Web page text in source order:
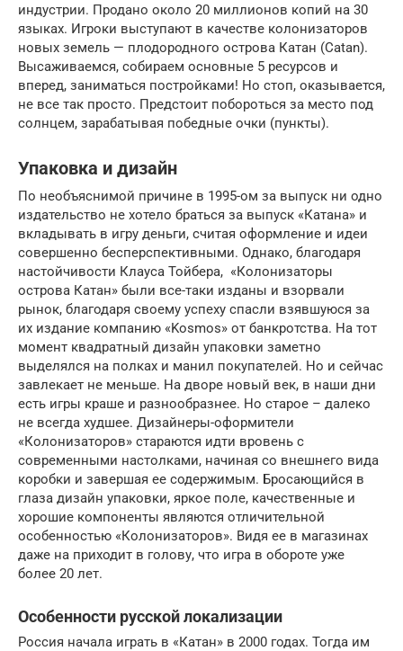
индустрии. Продано около 20 миллионов копий на 30
языках. Игроки выступают в качестве колонизаторов
новых земель — плодородного острова Катан (Catan).
Высаживаемся, собираем основные 5 ресурсов и
вперед, заниматься постройками! Но стоп, оказывается,
не все так просто. Предстоит побороться за место под
солнцем, зарабатывая победные очки (пункты).
Упаковка и дизайн
По необъяснимой причине в 1995-ом за выпуск ни одно
издательство не хотело браться за выпуск «Катана» и
вкладывать в игру деньги, считая оформление и идеи
совершенно бесперспективными. Однако, благодаря
настойчивости Клауса Тойбера, «Колонизаторы
острова Катан» были все-таки изданы и взорвали
рынок, благодаря своему успеху спасли взявшуюся за
их издание компанию «Kosmos» от банкротства. На тот
момент квадратный дизайн упаковки заметно
выделялся на полках и манил покупателей. Но и сейчас
завлекает не меньше. На дворе новый век, в наши дни
есть игры краше и разнообразнее. Но старое – далеко
не всегда худшее. Дизайнеры-оформители
«Колонизаторов» стараются идти вровень с
современными настолками, начиная со внешнего вида
коробки и завершая ее содержимым. Бросающийся в
глаза дизайн упаковки, яркое поле, качественные и
хорошие компоненты являются отличительной
особенностью «Колонизаторов». Видя ее в магазинах
даже на приходит в голову, что игра в обороте уже
более 20 лет.
Особенности русской локализации
Россия начала играть в «Катан» в 2000 годах. Тогда им